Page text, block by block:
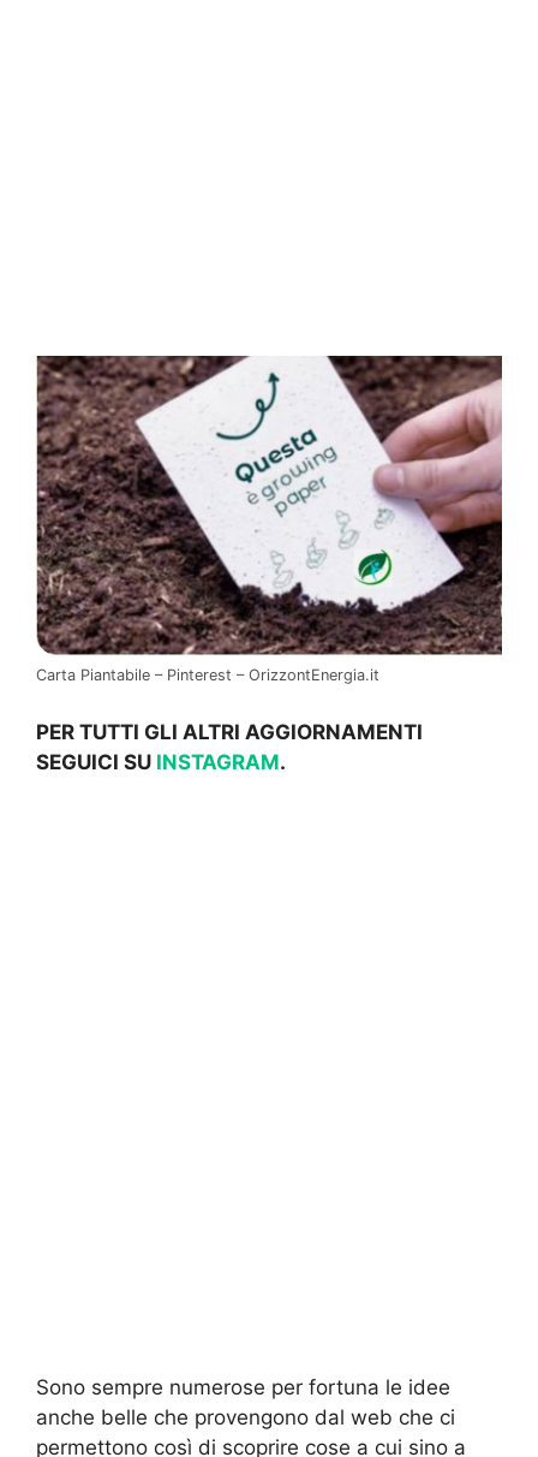
Carta Piantabile – Pinterest – OrizzontEnergia.it
PER TUTTI GLI ALTRI AGGIORNAMENTI
SEGUICI SU INSTAGRAM.
Sono sempre numerose per fortuna le idee
anche belle che provengono dal web che ci
permettono così di scoprire cose a cui sino a